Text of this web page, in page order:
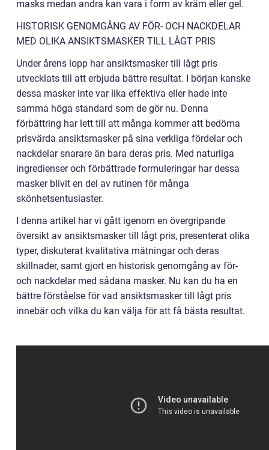
masks medan andra kan vara i form av kräm eller gel.
HISTORISK GENOMGÅNG AV FÖR- OCH NACKDELAR
MED OLIKA ANSIKTSMASKER TILL LÅGT PRIS
Under årens lopp har ansiktsmasker till lågt pris
utvecklats till att erbjuda bättre resultat. I början kanske
dessa masker inte var lika effektiva eller hade inte
samma höga standard som de gör nu. Denna
förbättring har lett till att många kommer att bedöma
prisvärda ansiktsmasker på sina verkliga fördelar och
nackdelar snarare än bara deras pris. Med naturliga
ingredienser och förbättrade formuleringar har dessa
masker blivit en del av rutinen för många
skönhetsentusiaster.
I denna artikel har vi gått igenom en övergripande
översikt av ansiktsmasker till lågt pris, presenterat olika
typer, diskuterat kvalitativa mätningar och deras
skillnader, samt gjort en historisk genomgång av för-
och nackdelar med sådana masker. Nu kan du ha en
bättre förståelse för vad ansiktsmasker till lågt pris
innebär och vilka du kan välja för att få bästa resultat.